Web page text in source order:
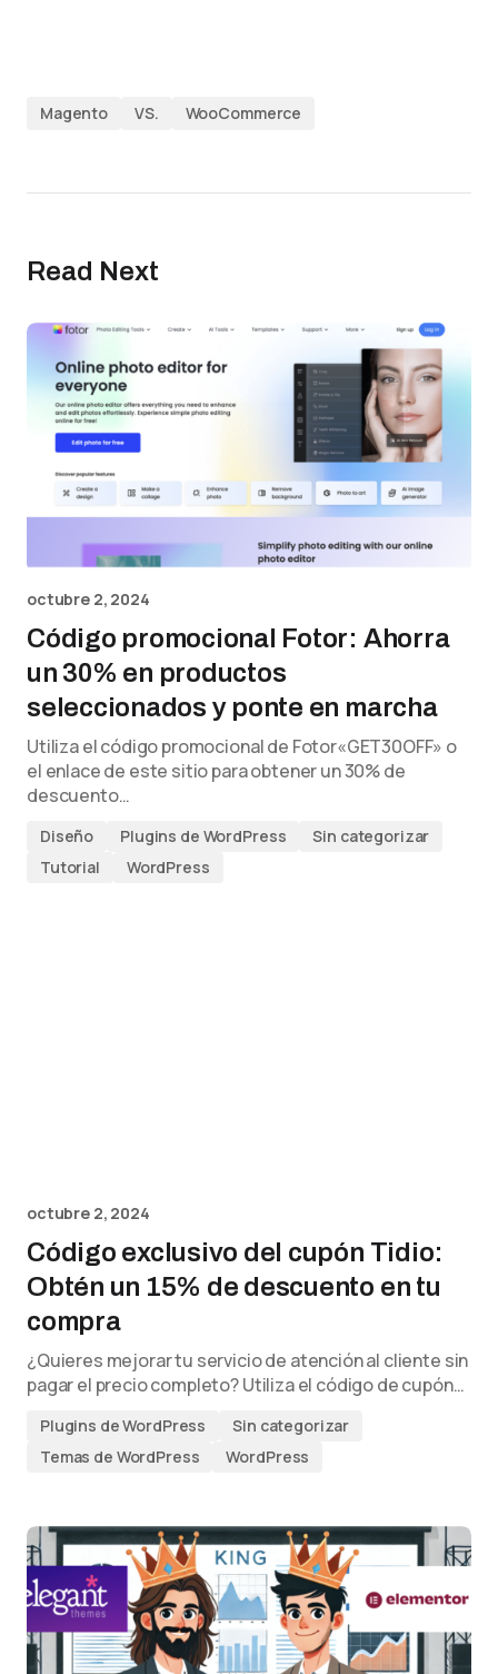
Magento VS. WooCommerce
Read Next
octubre 2, 2024
Código promocional Fotor: Ahorra
un 30% en productos
seleccionados y ponte en marcha
Utiliza el código promocional de Fotor«GET30OFF» o
el enlace de este sitio para obtener un 30% de
descuento…
Diseño Plugins de WordPress
Sin categorizar
Tutorial
WordPress
octubre 2, 2024
Código exclusivo del cupón Tidio:
Obtén un 15% de descuento en tu
compra
¿Quieres mejorar tu servicio de atención al cliente sin
pagar el precio completo? Utiliza el código de cupón…
Plugins de WordPress
Sin categorizar
Temas de WordPress
WordPress